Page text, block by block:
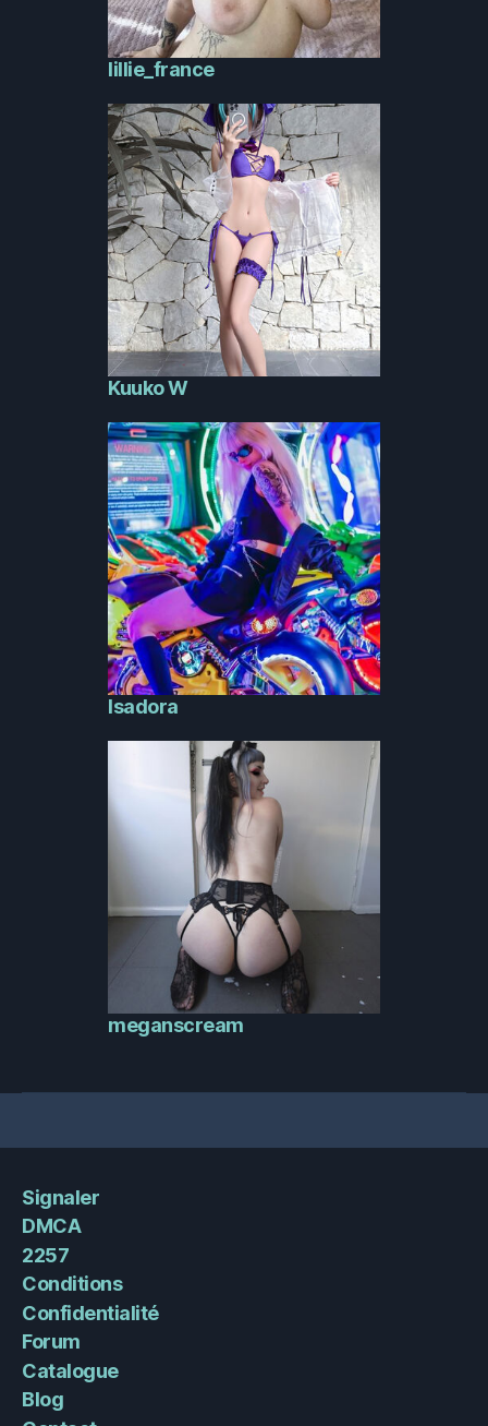
lillie_france
Kuuko W
Isadora
meganscream
Signaler
DMCA
2257
Conditions
Confidentialité
Forum
Catalogue
Blog